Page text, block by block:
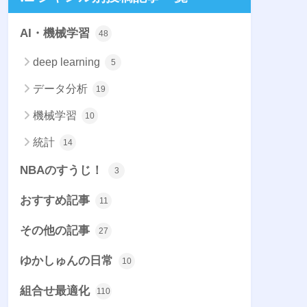
AI・機械学習 48
deep learning 5
データ分析 19
機械学習 10
統計 14
NBAのすうじ！ 3
おすすめ記事 11
その他の記事 27
ゆかしゅんの日常 10
組合せ最適化 110